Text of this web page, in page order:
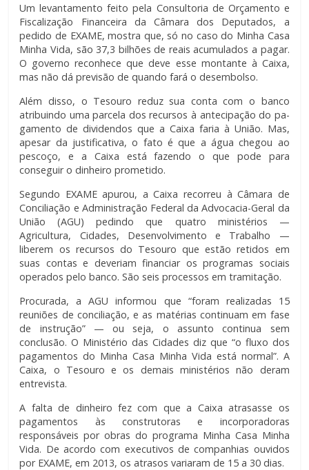
Um levantamento feito pela Consultoria de Orçamento e
Fiscalização Financeira da Câmara dos Deputados, a
pedido de EXAME, mostra que, só no caso do ­Minha Casa
Minha Vida, são 37,3 bilhões de reais acumulados a pagar.
O governo reconhece que deve esse montante à Caixa,
mas não dá previsão de quando fará o desembolso.
Além disso, o Tesouro reduz sua conta com o banco
atribuindo uma parcela dos recursos à antecipação do pa­
gamento de dividendos que a Caixa faria à União. Mas,
apesar da justificativa, o fato é que a água chegou ao
pescoço, e a Caixa está fazendo o que pode para
conseguir o dinheiro prometido.
Segundo EXAME apurou, a Caixa recorreu à Câmara de
Conciliação e Administração Federal da Advocacia-Geral da
União (AGU) pedindo que quatro ministérios —
Agricultura, Cidades, Desenvolvimento e Trabalho —
liberem os recursos do Tesouro que estão retidos em
suas contas e deveriam financiar os programas sociais
operados pelo banco. São seis processos em tramitação.
Procurada, a AGU informou que “foram realizadas 15
reuniões de conciliação, e as matérias continuam em fase
de instrução” — ou seja, o assunto continua sem
conclusão. O Ministério das Cidades diz que “o fluxo dos
pagamentos do Minha Casa Minha Vida está normal”. A
Caixa, o Tesouro e os demais ministérios não deram
entrevista.
A falta de dinheiro fez com que a Caixa atrasasse os
pagamentos às construtoras e incorporadoras
responsáveis por obras do programa Minha Casa Minha
Vida. De acordo com executivos de companhias ouvidos
por EXAME, em 2013, os atrasos variaram de 15 a 30 dias.